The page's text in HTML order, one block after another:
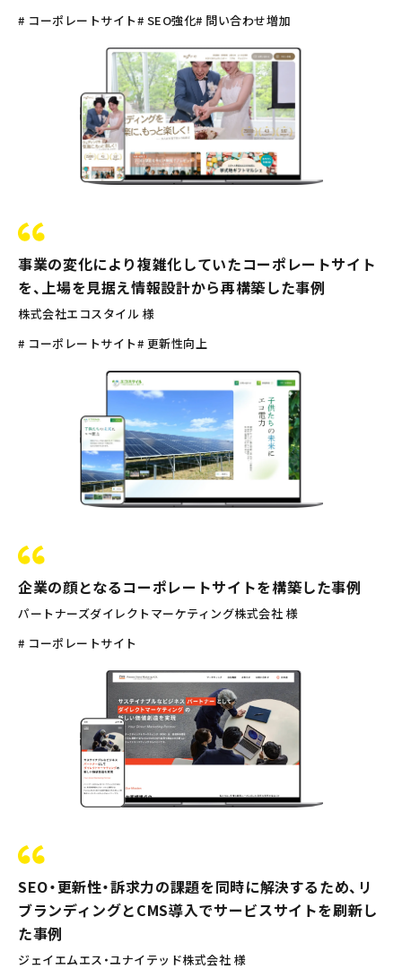
# コーポレートサイト# SEO強化# 問い合わせ増加
事業の変化により複雑化していたコーポレートサイト
を、上場を見据え情報設計から再構築した事例
株式会社エコスタイル 様
# コーポレートサイト# 更新性向上
企業の顔となるコーポレートサイトを構築した事例
パートナーズダイレクトマーケティング株式会社 様
# コーポレートサイト
SEO・更新性・訴求力の課題を同時に解決するため、リ
ブランディングとCMS導入でサービスサイトを刷新し
た事例
ジェイエムエス・ユナイテッド株式会社 様